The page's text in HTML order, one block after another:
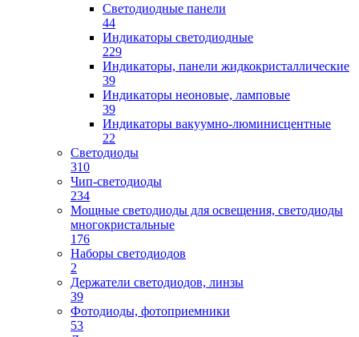
Светодиодные панели
44
Индикаторы светодиодные
229
Индикаторы, панели жидкокристаллические
39
Индикаторы неоновые, ламповые
39
Индикаторы вакуумно-люминисцентные
22
Светодиоды
310
Чип-светодиоды
234
Мощные светодиоды для освещения, светодиоды
многокристальные
176
Наборы светодиодов
2
Держатели светодиодов, линзы
39
Фотодиоды, фотоприемники
53